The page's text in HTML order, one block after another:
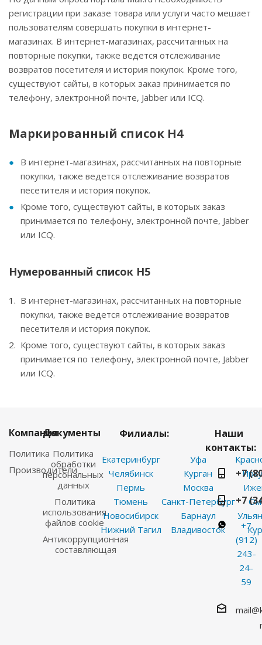
регистрации при заказе товара или услуги часто мешает
пользователям совершать покупки в интернет-
магазинах. В интернет-магазинах, рассчитанных на
повторные покупки, также ведется отслеживание
возвратов посетителя и история покупок. Кроме того,
существуют сайты, в которых заказ принимается по
телефону, электронной почте, Jabber или ICQ.
Маркированный список H4
В интернет-магазинах, рассчитанных на повторные
покупки, также ведется отслеживание возвратов
песетителя и история покупок.
Кроме того, существуют сайты, в которых заказ
принимается по телефону, электронной почте, Jabber
или ICQ.
Нумерованный список H5
В интернет-магазинах, рассчитанных на повторные
покупки, также ведется отслеживание возвратов
песетителя и история покупок.
Кроме того, существуют сайты, в которых заказ
принимается по телефону, электронной почте, Jabber
или ICQ.
Компания
Политика
Производители
Документы
Политика
обработки
персональных
данных
Политика
использования
файлов cookie
Антикоррупционная
составляющая
Филиалы:
Екатеринбург
Челябинск
Пермь
Тюмень
Новосибирск
Нижний Тагил
Уфа
Курган
Москва
Санкт-Петербург
Барнаул
Владивосток
Наши
контакты:
+7
+7
+7
(912)
243-
24-
59